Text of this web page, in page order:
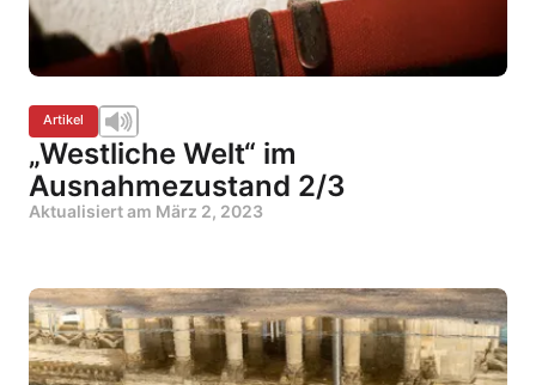
Artikel
„Westliche Welt“ im
Ausnahmezustand 2/3
Aktualisiert am März 2, 2023